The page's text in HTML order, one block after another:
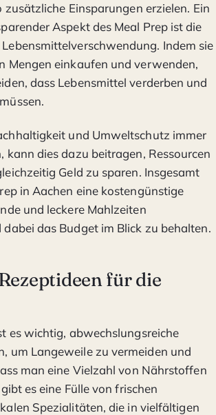
Einsparungen erzielen. Ein
Aspekt des Meal Prep ist die
Indem sie
Mengen einkaufen und verwenden,
dass Lebensmittel verderben und
und Umweltschutz immer
kann dies dazu beitragen, Ressourcen
Geld zu sparen. Insgesamt
in Aachen eine kostengünstige
und leckere Mahlzeiten
das Budget im Blick zu behalten.
für die
es wichtig, abwechslungsreiche
um Langeweile zu vermeiden und
man eine Vielzahl von Nährstoffen
es eine Fülle von frischen
Spezialitäten, die in vielfältigen